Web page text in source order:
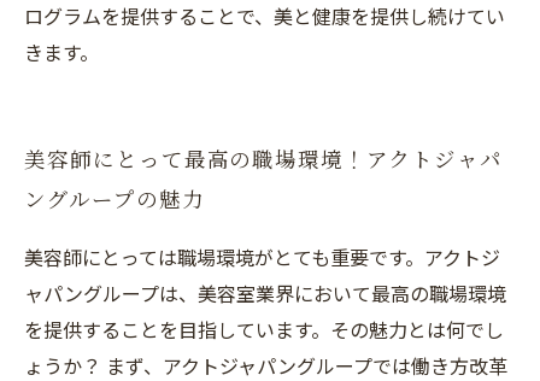
ログラムを提供することで、美と健康を提供し続けてい
きます。
美容師にとって最高の職場環境！アクトジャパ
ングループの魅力
美容師にとっては職場環境がとても重要です。アクトジ
ャパングループは、美容室業界において最高の職場環境
を提供することを目指しています。その魅力とは何でし
ょうか？ まず、アクトジャパングループでは働き方改革